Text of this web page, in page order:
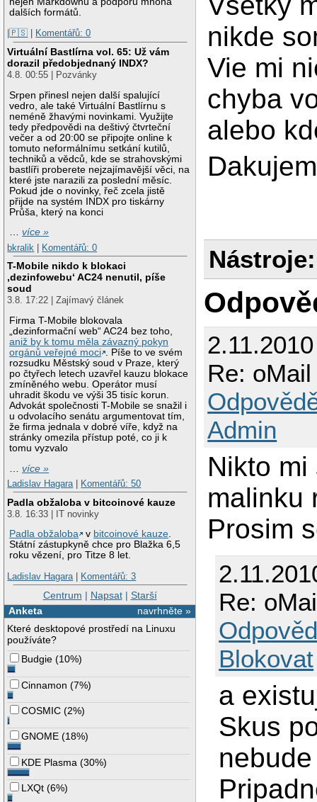
dalších formátů.
|🇵🇸
Komentářů: 0
Virtuální Bastlírna vol. 65: Už vám
dorazil předobjednaný INDX?
4.8. 00:55 | Pozvánky
Srpen přinesl nejen další spalující
vedro, ale také Virtuální Bastlírnu s
neméně žhavými novinkami. Využijte
tedy předpovědi na deštivý čtvrteční
večer a od 20:00 se připojte online k
tomuto neformálnímu setkání kutilů,
techniků a vědců, kde se strahovskými
bastlíři proberete nejzajímavější věci, na
které jste narazili za poslední měsíc.
Pokud jde o novinky, řeč zcela jistě
přijde na systém INDX pro tiskárny
Průša, který na konci
…více »
bkralik | Komentářů: 0
T-Mobile nikdo k blokaci
‚dezinfowebu‘ AC24 nenutil, píše
soud
3.8. 17:22 | Zajímavý článek
Firma T-Mobile blokovala
„dezinformační web“ AC24 bez toho,
aniž by k tomu měla závazný pokyn
orgánů veřejné moci
. Píše to ve svém
rozsudku Městský soud v Praze, který
po čtyřech letech uzavřel kauzu blokace
zmíněného webu. Operátor musí
uhradit škodu ve výši 35 tisíc korun.
Advokát společnosti T-Mobile se snažil i
u odvolacího senátu argumentovat tím,
že firma jednala v dobré víře, když na
stránky omezila přístup poté, co ji k
tomu vyzvalo
…více »
Ladislav Hagara| Komentářů: 50
Padla obžaloba v bitcoinové kauze
3.8. 16:33 | IT novinky
Padla obžaloba
v bitcoinové kauze.
Státní zástupkyně chce pro Blažka 6,5
roku vězení, pro Titze 8 let.
Ladislav Hagara| Komentářů: 3
Centrum | Napsat| Starší
navrhněte »
Anketa
Které desktopové prostředí na Linuxu
používáte?
Budgie (10%)
Cinnamon (7%)
COSMIC (2%)
GNOME (18%)
KDE Plasma (30%)
LXQt (6%)
nikde
Vie mi
chyba
alebo
Dakujem
Nástroje:
Re:
Admin
Nikto
malinku
Prosim
Re:
Blokovat
a
Skus